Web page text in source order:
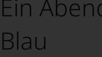
von
verändert.
Ein
Blau